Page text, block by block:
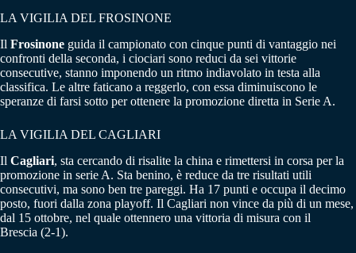
LA VIGILIA DEL FROSINONE
Il Frosinone guida il campionato con cinque punti di vantaggio nei
confronti della seconda, i ciociari sono reduci da sei vittorie
consecutive, stanno imponendo un ritmo indiavolato in testa alla
classifica. Le altre faticano a reggerlo, con essa diminuiscono le
speranze di farsi sotto per ottenere la promozione diretta in Serie A.
LA VIGILIA DEL CAGLIARI
Il Cagliari, sta cercando di risalite la china e rimettersi in corsa per la
promozione in serie A. Sta benino, è reduce da tre risultati utili
consecutivi, ma sono ben tre pareggi. Ha 17 punti e occupa il decimo
posto, fuori dalla zona playoff. Il Cagliari non vince da più di un mese,
dal 15 ottobre, nel quale ottennero una vittoria di misura con il
Brescia (2-1).